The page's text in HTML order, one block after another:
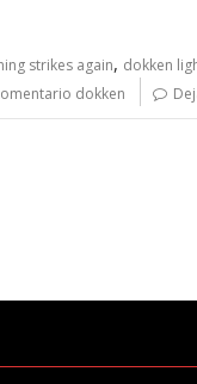
strikes again, dokken
dokken